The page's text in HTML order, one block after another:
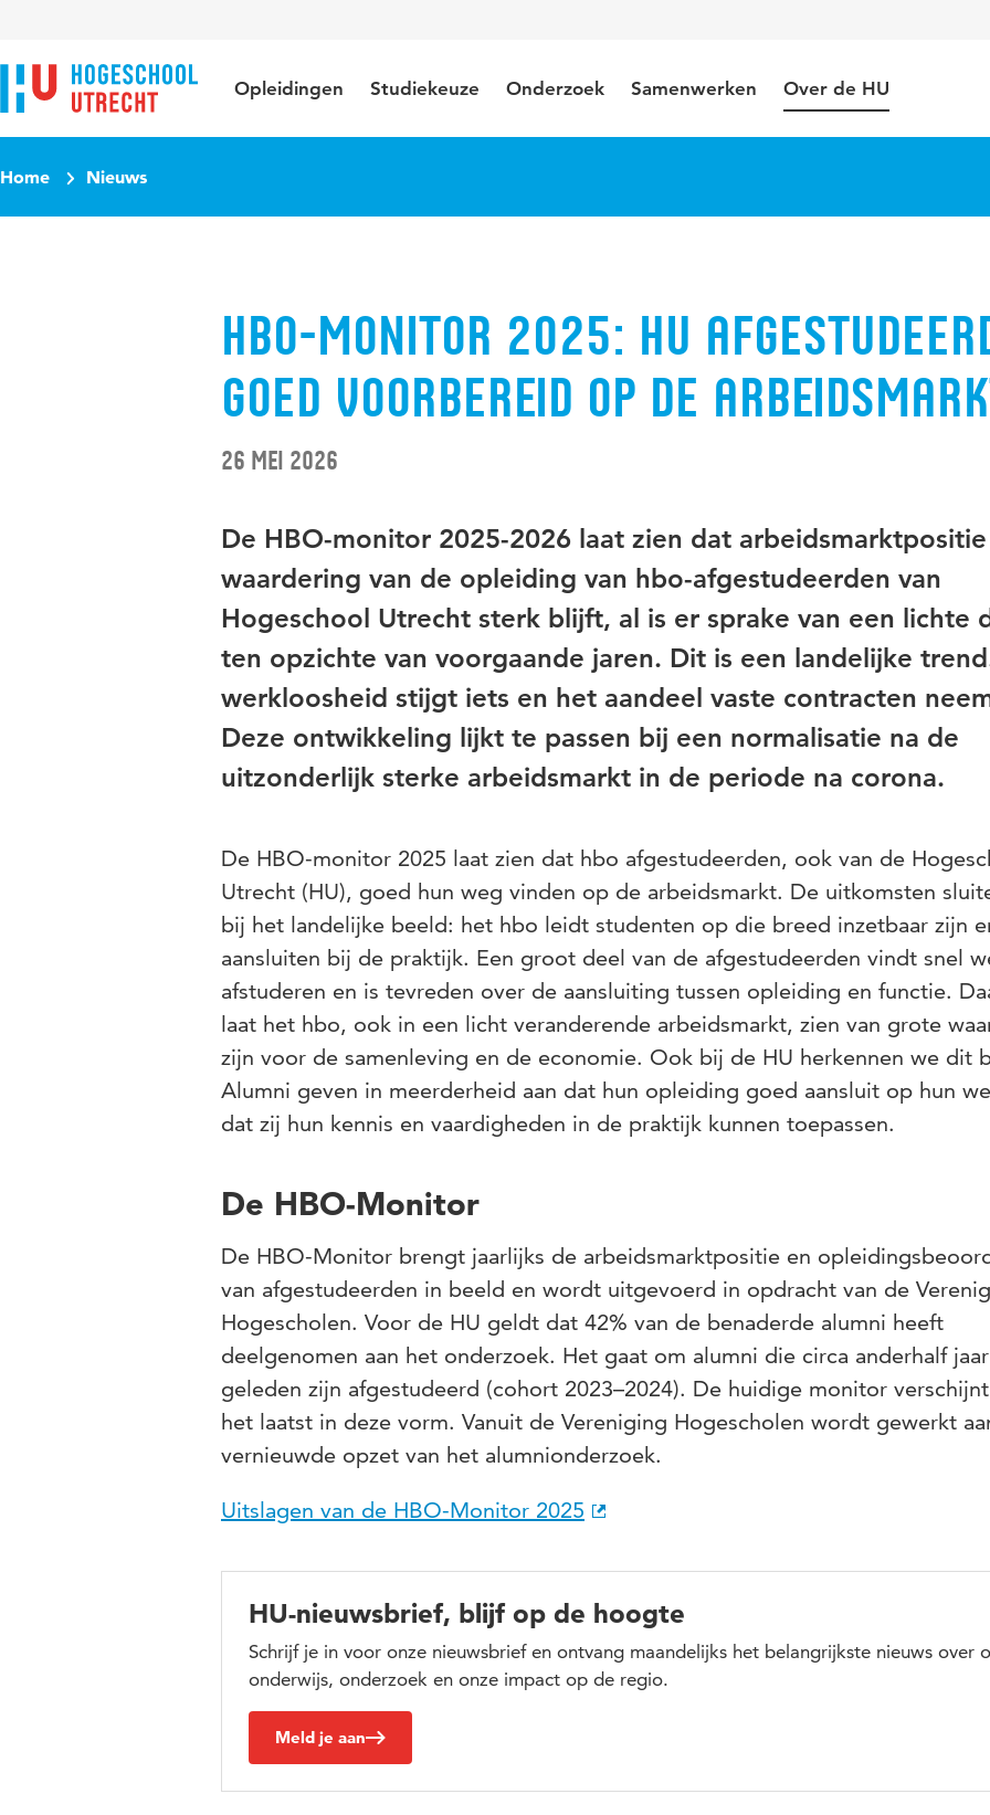
Opleidingen Studiekeuze Onderzoek Samenwerken Over de HU
Home Nieuws
HBO-monitor 2025: HU
goed voorbereid op de
26 mei 2026
De HBO-monitor 2025-2026 laat zien dat
waardering van de opleiding van hbo-afgestudeerden van
Hogeschool Utrecht sterk blijft, al is er sprake van een lichte
ten opzichte van voorgaande jaren. Dit is een landelijke
werkloosheid stijgt iets en het aandeel vaste contracten
Deze ontwikkeling lijkt te passen bij een normalisatie na de
uitzonderlijk sterke arbeidsmarkt in de periode na corona.
De HBO-monitor 2025 laat zien dat hbo afgestudeerden, ook van de
Utrecht (HU), goed hun weg vinden op de arbeidsmarkt. De uitkomsten
bij het landelijke beeld: het hbo leidt studenten op die breed inzetbaar zijn
aansluiten bij de praktijk. Een groot deel van de afgestudeerden vindt snel
afstuderen en is tevreden over de aansluiting tussen opleiding en functie.
laat het hbo, ook in een licht veranderende arbeidsmarkt, zien van grote
zijn voor de samenleving en de economie. Ook bij de HU herkennen we dit
Alumni geven in meerderheid aan dat hun opleiding goed aansluit op hun
dat zij hun kennis en vaardigheden in de praktijk kunnen toepassen.
De HBO-Monitor
De HBO-Monitor brengt jaarlijks de arbeidsmarktpositie en
van afgestudeerden in beeld en wordt uitgevoerd in opdracht van de
Hogescholen. Voor de HU geldt dat 42% van de benaderde alumni heeft
deelgenomen aan het onderzoek. Het gaat om alumni die circa anderhalf jaar
geleden zijn afgestudeerd (cohort 2023–2024). De huidige monitor
het laatst in deze vorm. Vanuit de Vereniging Hogescholen wordt gewerkt
vernieuwde opzet van het alumnionderzoek.
Uitslagen van de HBO-Monitor 2025
HU-nieuwsbrief, blijf op de hoogte
Schrijf je in voor onze nieuwsbrief en ontvang maandelijks het belangrijkste nieuws over
onderwijs, onderzoek en onze impact op de regio.
Meld je aan